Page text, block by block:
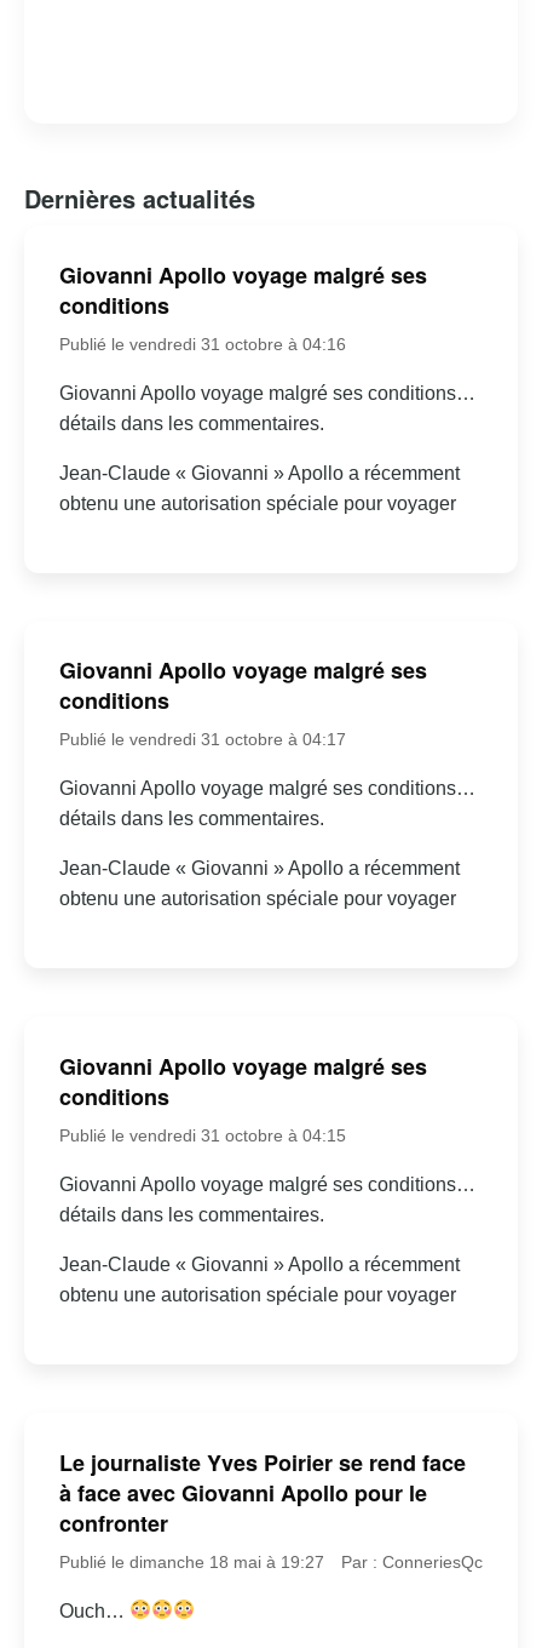
Dernières actualités
Giovanni Apollo voyage malgré ses
conditions
Publié le vendredi 31 octobre à 04:16
Giovanni Apollo voyage malgré ses conditions…
détails dans les commentaires.
Jean-Claude « Giovanni » Apollo a récemment
obtenu une autorisation spéciale pour voyager
Giovanni Apollo voyage malgré ses
conditions
Publié le vendredi 31 octobre à 04:17
Giovanni Apollo voyage malgré ses conditions…
détails dans les commentaires.
Jean-Claude « Giovanni » Apollo a récemment
obtenu une autorisation spéciale pour voyager
Giovanni Apollo voyage malgré ses
conditions
Publié le vendredi 31 octobre à 04:15
Giovanni Apollo voyage malgré ses conditions…
détails dans les commentaires.
Jean-Claude « Giovanni » Apollo a récemment
obtenu une autorisation spéciale pour voyager
Le journaliste Yves Poirier se rend face
à face avec Giovanni Apollo pour le
confronter
Publié le dimanche 18 mai à 19:27 Par : ConneriesQc
Ouch…